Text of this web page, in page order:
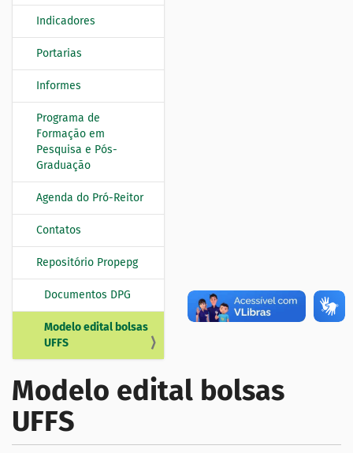
Indicadores
Portarias
Informes
Programa de
Formação em
Pesquisa e Pós-
Graduação
Agenda do Pró-Reitor
Contatos
Repositório Propepg
Documentos DPG
Modelo edital bolsas
UFFS
Modelo edital bolsas
UFFS